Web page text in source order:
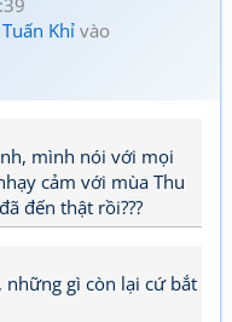
Tuấn Khỉ vào
mình nói với mọi
cảm với mùa Thu
đến thật rồi???
những gì còn lại cứ bắt